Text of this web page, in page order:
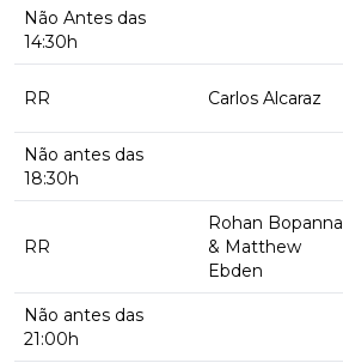
Não Antes das
14:30h
RR Carlos Alcaraz
Não antes das
18:30h
RR
Rohan Bopanna
& Matthew
Ebden
Não antes das
21:00h